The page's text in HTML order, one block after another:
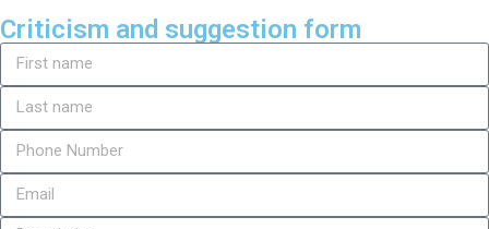
Criticism and suggestion form